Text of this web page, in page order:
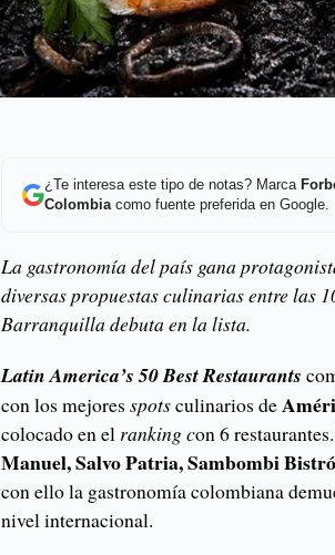
¿Te interesa este tipo de notas? Marca
Colombiacomo fuente preferida en Google.
La gastronomía del país gana
diversas propuestas culinarias entre las
Barranquilla debuta en la lista.
Latin America’s 50 Best Restaurants
con los mejoresspotsculinarios de
colocado en el ranking con 6
Manuel, Salvo Patria, Sambombi
con ello la gastronomía colombiana
nivel internacional.